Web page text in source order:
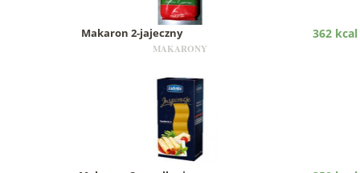
Makaron 2-jajeczny 362 kcal
MAKARONY